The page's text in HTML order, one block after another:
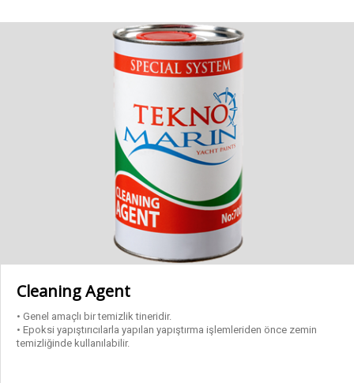
Kalite, Çevre ve İSG Politikamız
Kalite Sertifikalarımız
Epoksi Yapıştırıcı – Reçine
Macunlar
Özel Ürünler
Son Kat Boyalar
Cleaning Agent
• Genel amaçlı bir temizlik tineridir.
• Epoksi yapıştırıcılarla yapılan yapıştırma işlemleriden önce zemin
temizliğinde kullanılabilir.